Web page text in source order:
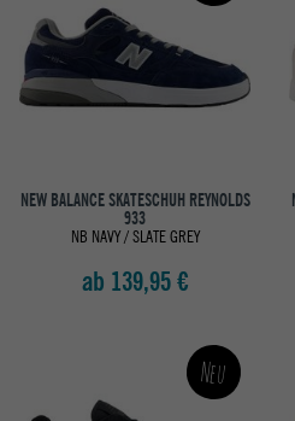
NEW BALANCE SKATESCHUH REYNOLDS
933
NB NAVY / SLATE GREY
ab 139,95 €
Neu